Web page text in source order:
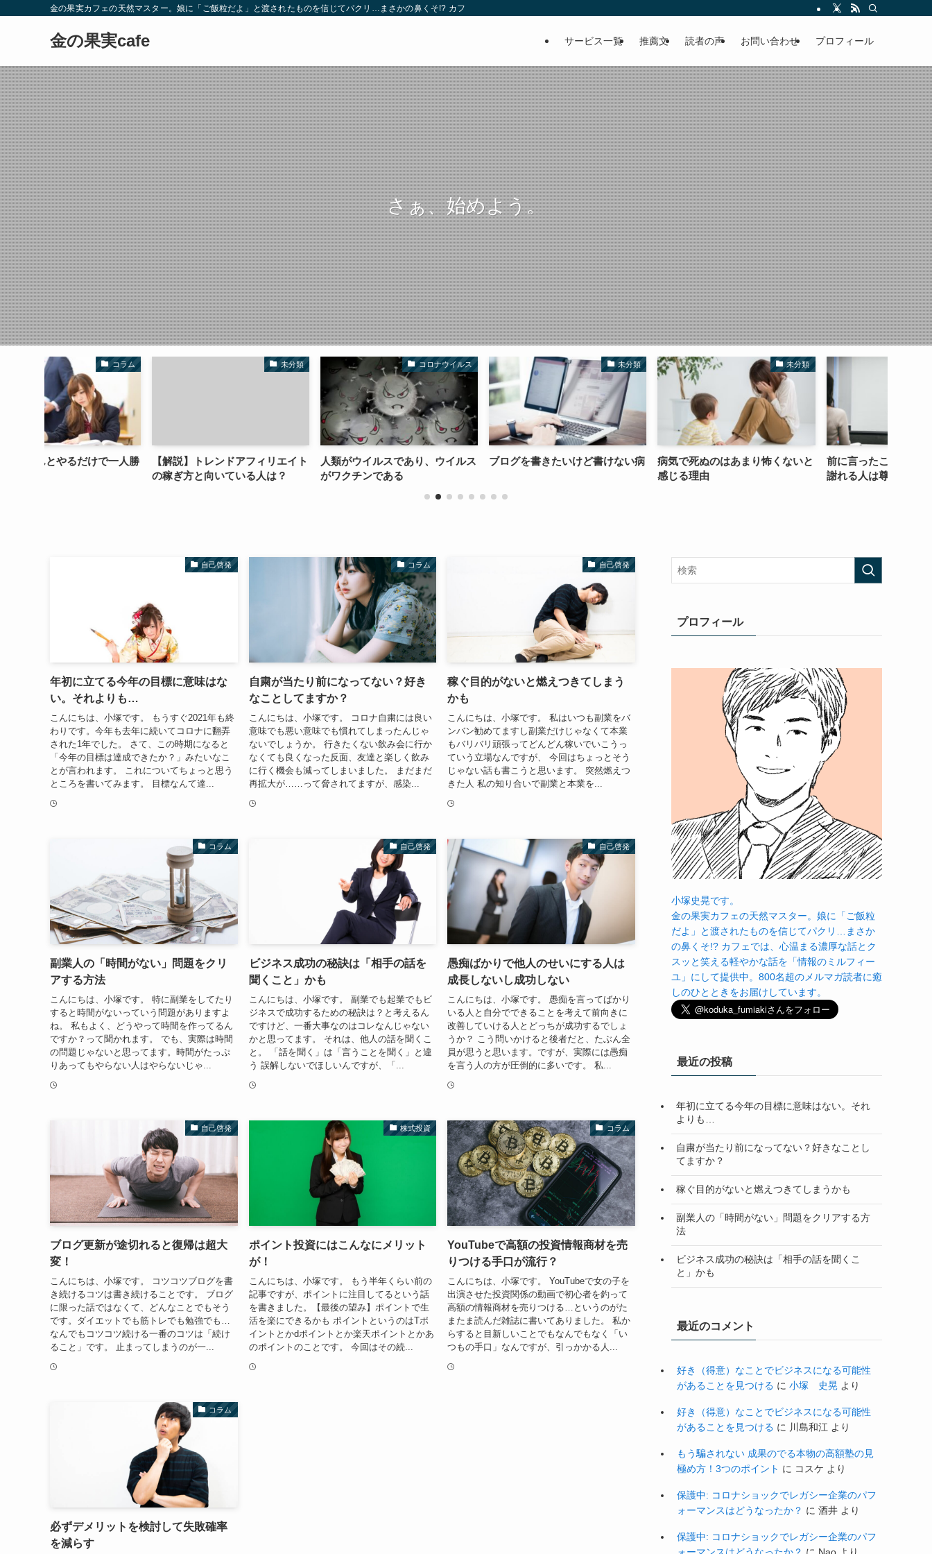
金の果実カフェの天然マスター。娘に「ご飯粒だよ」と渡されたものを信じてパクリ…まさかの鼻くそ!? カフェでは、心温まる濃厚な話とクスッと笑える軽やかな話を「情報のミルフィーユ」にして提供中。800名超のメルマガ読
金の果実cafe サービス一覧 推薦文 読者の声 お問い合わせ プロフィール
さぁ、始めよう。
【解説】トレンドアフィリエイト
の稼ぎ方と向いている人は？
コロナウイルス
人類がウイルスであり、ウイルス
がワクチンである
未分類
ブログを書きたいけど書けない病
未分類
病気で死ぬのはあまり怖くないと
前に言ったことを撤回・修正して
謝れる人は尊敬できる
自己啓発
年初に立てる今年の目標に意味はな
い。それよりも…
こんにちは、小塚です。 もうすぐ2021年も終
わりです。今年も去年に続いてコロナに翻弄
された1年でした。 さて、この時期になると
「今年の目標は達成できたか？」みたいなこ
とが言われます。 これについてちょっと思う
ところを書いてみます。 目標なんて達...
コラム
自粛が当たり前になってない？好き
なことしてますか？
こんにちは、小塚です。 コロナ自粛には良い
意味でも悪い意味でも慣れてしまったんじゃ
ないでしょうか。 行きたくない飲み会に行か
なくても良くなった反面、友達と楽しく飲み
に行く機会も減ってしまいました。 まだまだ
再拡大が……って脅されてますが、感染...
自己啓発
稼ぐ目的がないと燃えつきてしまう
かも
こんにちは、小塚です。 私はいつも副業をバ
ンバン勧めてますし副業だけじゃなくて本業
もバリバリ頑張ってどんどん稼いでいこうっ
ていう立場なんですが、 今回はちょっとそう
じゃない話も書こうと思います。 突然燃えつ
きた人 私の知り合いで副業と本業を...
コラム
副業人の「時間がない」問題をクリ
アする方法
こんにちは、小塚です。 特に副業をしてたり
すると時間がないっていう問題がありますよ
ね。 私もよく、どうやって時間を作ってるん
ですか？って聞かれます。 でも、実際は時間
の問題じゃないと思ってます。時間がたっぷ
りあってもやらない人はやらないじゃ...
自己啓発
ビジネス成功の秘訣は「相手の話を
聞くこと」かも
こんにちは、小塚です。 副業でも起業でもビ
ジネスで成功するための秘訣は？と考えるん
ですけど、一番大事なのはコレなんじゃない
かと思ってます。 それは、他人の話を聞くこ
と。 「話を聞く」は「言うことを聞く」と違
う 誤解しないでほしいんですが、「...
自己啓発
愚痴ばかりで他人のせいにする人は
成長しないし成功しない
こんにちは、小塚です。 愚痴を言ってばかり
いる人と自分でできることを考えて前向きに
改善していける人とどっちが成功するでしょ
うか？ こう問いかけると後者だと、たぶん全
員が思うと思います。ですが、実際には愚痴
を言う人の方が圧倒的に多いです。 私...
自己啓発
ブログ更新が途切れると復帰は超大
変！
こんにちは、小塚です。 コツコツブログを書
き続けるコツは書き続けることです。 ブログ
に限った話ではなくて、どんなことでもそう
です。ダイエットでも筋トレでも勉強でも…
なんでもコツコツ続ける一番のコツは「続け
ること」です。 止まってしまうのが一...
株式投資
ポイント投資にはこんなにメリット
が！
こんにちは、小塚です。 もう半年くらい前の
記事ですが、ポイントに注目してるという話
を書きました。【最後の望み】ポイントで生
活を楽にできるかも ポイントというのはTポ
イントとかdポイントとか楽天ポイントとかあ
のポイントのことです。 今回はその続...
コラム
YouTubeで高額の投資情報商材を売
りつける手口が流行？
こんにちは、小塚です。 YouTubeで女の子を
出演させた投資関係の動画で初心者を釣って
高額の情報商材を売りつける…というのがた
またま読んだ雑誌に書いてありました。 私か
らすると目新しいことでもなんでもなく「い
つもの手口」なんですが、引っかかる人...
コラム
必ずデメリットを検討して失敗確率
を減らす
プロフィール
小塚史晃です。
金の果実カフェの天然マスター。娘に「ご飯粒
だよ」と渡されたものを信じてパクリ…まさか
の鼻くそ!? カフェでは、心温まる濃厚な話とク
スッと笑える軽やかな話を「情報のミルフィー
ユ」にして提供中。800名超のメルマガ読者に癒
しのひとときをお届けしています。
最近の投稿
年初に立てる今年の目標に意味はない。それ
よりも…
自粛が当たり前になってない？好きなことし
てますか？
稼ぐ目的がないと燃えつきてしまうかも
副業人の「時間がない」問題をクリアする方
法
ビジネス成功の秘訣は「相手の話を聞くこ
と」かも
最近のコメント
好き（得意）なことでビジネスになる可能性
があることを見つける に 小塚 史晃 より
好き（得意）なことでビジネスになる可能性
があることを見つける に 川島和江 より
もう騙されない 成果のでる本物の高額塾の見
極め方！3つのポイント に コスケ より
保護中: コロナショックでレガシー企業のパフ
ォーマンスはどうなったか？ に 酒井 より
保護中: コロナショックでレガシー企業のパフ
ォーマンスはどうなったか？ に Nao より